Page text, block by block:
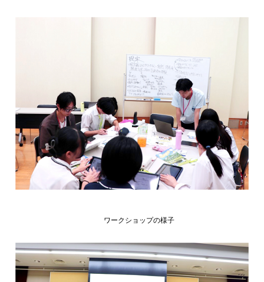
ワークショップの様子